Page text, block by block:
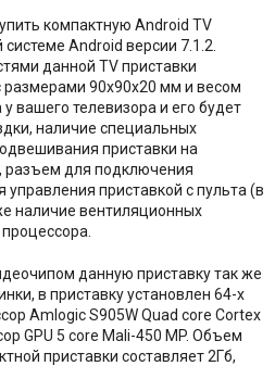
компактную Android TV
Android версии 7.1.2.
данной TV приставки
размерами 90х90х20 мм и весом
вашего телевизора и его будет
наличие специальных
приставки на
разъем для подключения
приставкой с пульта (в
наличие вентиляционных
данную приставку так же
в приставку установлен 64-х
Amlogic S905W Quad core Cortex
GPU 5 core Mali-450 MP. Объем
приставки составляет 2Гб,